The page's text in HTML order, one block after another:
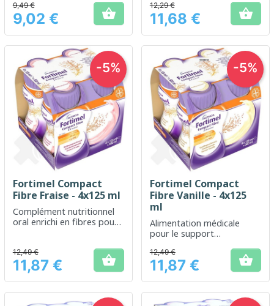
Prix
9,49 €
9,02 € 
quotidiens
Prix
12,29 €
11,68 € 
Fortimel Compact
Fibre Fraise - 4x125 ml
Complément nutritionnel
oral enrichi en fibres pour
Prix
12,49 €
11,87 € 
-5%
Fortimel Compact
Fibre Vanille - 4x125
ml
Alimentation médicale
pour le support
besoins énergétiques
accrus
Prix
12,49 €
11,87 € 
-5%